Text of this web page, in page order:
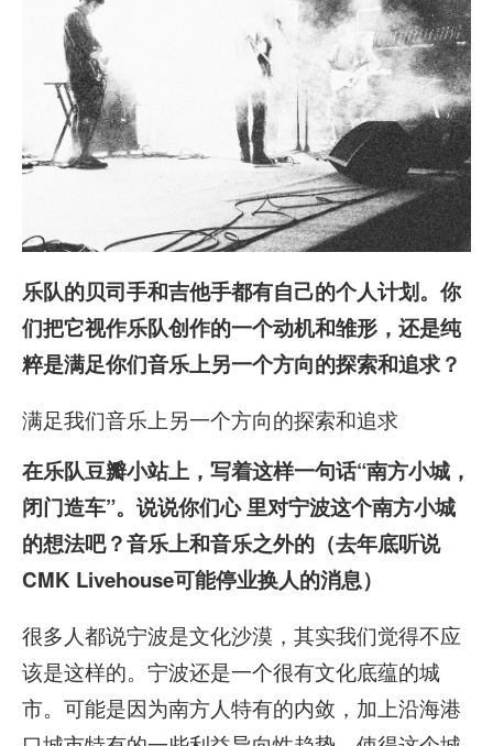
乐队的贝司手和吉他手都有自己的个人计划。你
们把它视作乐队创作的一个动机和雏形，还是纯
粹是满足你们音乐上另一个方向的探索和追求？
满足我们音乐上另一个方向的探索和追求
在乐队豆瓣小站上，写着这样一句话“南方小城，
闭门造车”。说说你们心 里对宁波这个南方小城
的想法吧？音乐上和音乐之外的（去年底听说
CMK Livehouse可能停业换人的消息）
很多人都说宁波是文化沙漠，其实我们觉得不应
该是这样的。宁波还是一个很有文化底蕴的城
市。可能是因为南方人特有的内敛，加上沿海港